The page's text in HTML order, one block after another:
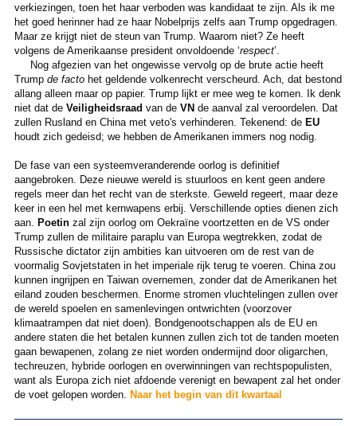
verkiezingen, toen het haar verboden was kandidaat te zijn. Als ik me
het goed herinner had ze haar Nobelprijs zelfs aan Trump opgedragen.
Maar ze krijgt niet de steun van Trump. Waarom niet? Ze heeft
volgens de Amerikaanse president onvoldoende ‘respect’.
Nog afgezien van het ongewisse vervolg op de brute actie heeft
Trump de factohet geldende volkenrecht verscheurd. Ach, dat bestond
allang alleen maar op papier. Trump lijkt er mee weg te komen. Ik denk
niet dat de Veiligheidsraad van de VN de aanval zal veroordelen. Dat
zullen Rusland en China met veto's verhinderen. Tekenend: de EU
houdt zich gedeisd; we hebben de Amerikanen immers nog nodig.
De fase van een systeemveranderende oorlog is definitief
aangebroken. Deze nieuwe wereld is stuurloos en kent geen andere
regels meer dan het recht van de sterkste. Geweld regeert, maar deze
keer in een hel met kernwapens erbij. Verschillende opties dienen zich
aan.
Poetinzal zijn oorlog om Oekraïne voortzetten en de VS onder
Trump zullen de militaire paraplu van Europa wegtrekken, zodat de
Russische dictator zijn ambities kan uitvoeren om de rest van de
voormalig Sovjetstaten in het imperiale rijk terug te voeren. China zou
kunnen ingrijpen en Taiwan overnemen, zonder dat de Amerikanen het
eiland zouden beschermen. Enorme stromen vluchtelingen zullen over
de wereld spoelen en samenlevingen ontwrichten (voorzover
klimaatrampen dat niet doen). Bondgenootschappen als de EU en
andere staten die het betalen kunnen zullen zich tot de tanden moeten
gaan bewapenen, zolang ze niet worden ondermijnd door oligarchen,
techreuzen, hybride oorlogen en overwinningen van rechtspopulisten,
want als Europa zich niet afdoende verenigt en bewapent zal het onder
de voet gelopen worden.
Naar het begin van dit kwartaal